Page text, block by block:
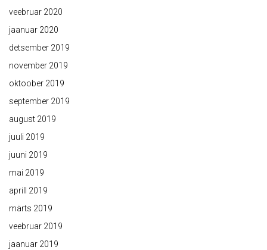
veebruar 2020
jaanuar 2020
detsember 2019
november 2019
oktoober 2019
september 2019
august 2019
juuli 2019
juuni 2019
mai 2019
aprill 2019
märts 2019
veebruar 2019
jaanuar 2019